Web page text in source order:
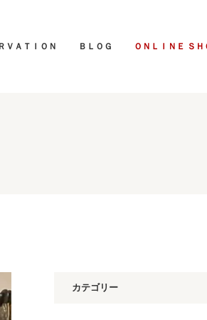
ＶＡＴＩＯＮ ＢＬＯＧ ＯＮＬＩＮＥ ＳＨ
カテゴリー